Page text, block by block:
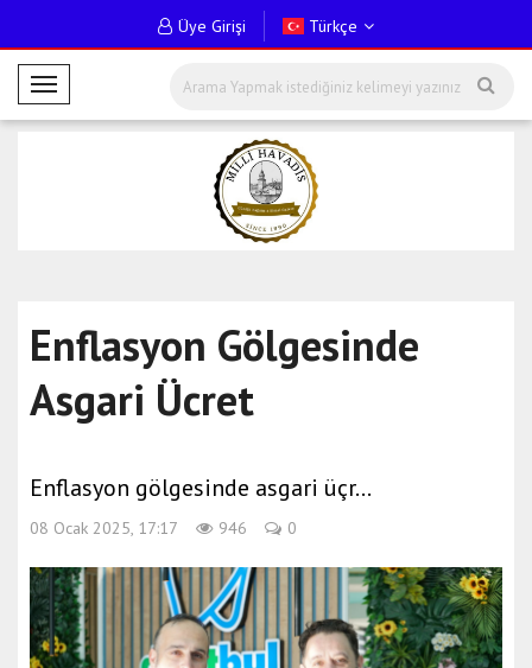
Üye Girişi Türkçe
M
o
Enflasyon Gölgesinde
Asgari Ücret
Enflasyon gölgesinde asgari üçr…
08 Ocak 2025, 17:17 946 0